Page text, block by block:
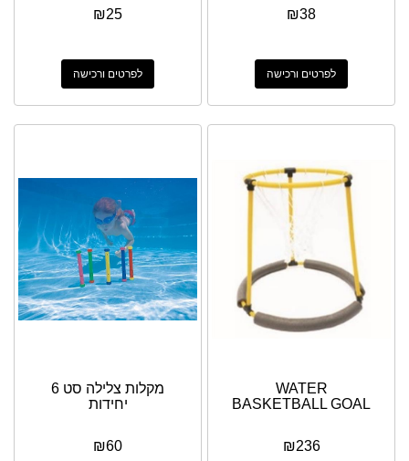
₪38
לפרטים ורכישה
₪25
לפרטים ורכישה
WATER
BASKETBALL GOAL
₪236
מקלות צלילה סט 6
יחידות
₪60